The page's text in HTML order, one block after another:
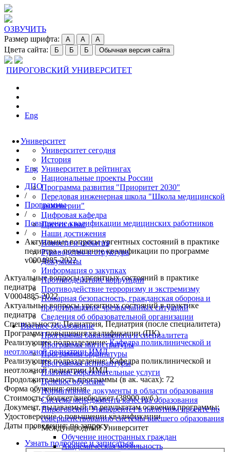
ОЗВУЧИТЬ
Размер шрифта:
A A A
Цвета сайта: Б Б Б Обычная версия сайта
ПИРОГОВСКИЙ УНИВЕРСИТЕТ
Eng
Университет
Университет сегодня
История
Университет в рейтингах
Национальные проекты России
Программа развития "Приоритет 2030"
Передовая инженерная школа "Школа медицинской
инженерии"
Цифровая кафедра
Пресса о нас
Наши достижения
Новости и события
Руководство и структура
Документы
Информация о закупках
Противодействие коррупции
Противодействие терроризму и экстремизму
Пожарная безопасность, гражданская оборона и
предотвращение чрезвычайных ситуаций
Сведения об образовательной организации
Высшее образование
Программы бакалавриата и специалитета
Программы магистратуры
Программы ординатуры
Программы аспирантуры
Платные образовательные услуги
Целевое обучение
Нормативные документы в области образования
Система менеджмента качества образования
Пироговский Университет в пилотном проекте по
совершенствованию системы высшего образования
Международный Университет
Обучение иностранных граждан
Академическая мобильность
Eng
ДПО
/
Программы
/
Повышение квалификации медицинских работников
/
Актуальные вопросы ургентных состояний в практике
педиатра - повышение квалификации по программе
v0004885-2022
Актуальные вопросы ургентных состояний в практике
педиатра
V0004885-2022
Актуальные вопросы ургентных состояний в практике
педиатра
Специальности:Педиатрия, Педиатрия (после специалитета)
Программа повышения квалификации (ПК)
Реализующее подразделение:Кафедра поликлинической и
неотложной педиатрии ИМД
Реализующее подразделение:Кафедра поликлинической и
неотложной педиатрии ИМД
Продолжительность программы (в ак. часах): 72
Форма обучения:очная
Стоимость:бюджет/внебюджет (38900 руб.)
Документ, выдаваемый по результатам освоения программы:
Удостоверение о повышении квалификации
Даты проведения:по запросу
Узнать подробнее и записаться...